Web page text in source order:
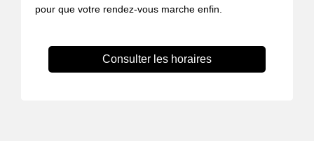
pour que votre rendez-vous marche enfin.
Consulter les horaires